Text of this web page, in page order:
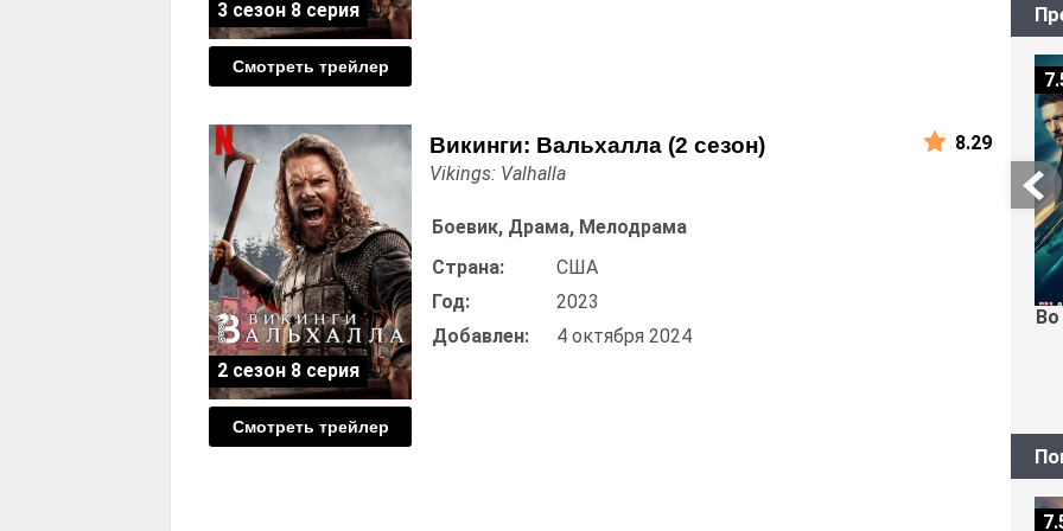
Смотреть трейлер
3 сезон 8 серия
Викинги: Вальхалла (2 сезон)
Смотреть трейлер
Vikings: Valhalla
Боевик, Драма, Мелодрама
Страна:
США
Год:
2023
Добавлен:
4 октября 2024
2 сезон 8 серия
8.29
Во